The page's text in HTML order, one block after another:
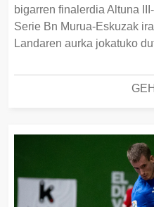
bigarren finalerdia Altuna
Serie Bn Murua-Eskuzak
Landaren aurka jokatuko